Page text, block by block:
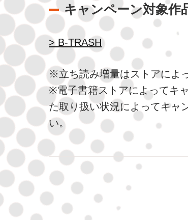
キャンペーン対象作
> B-TRASH
※立ち読み増量はストアによ
※電子書籍ストアによってキ
た取り扱い状況によってキャ
い。